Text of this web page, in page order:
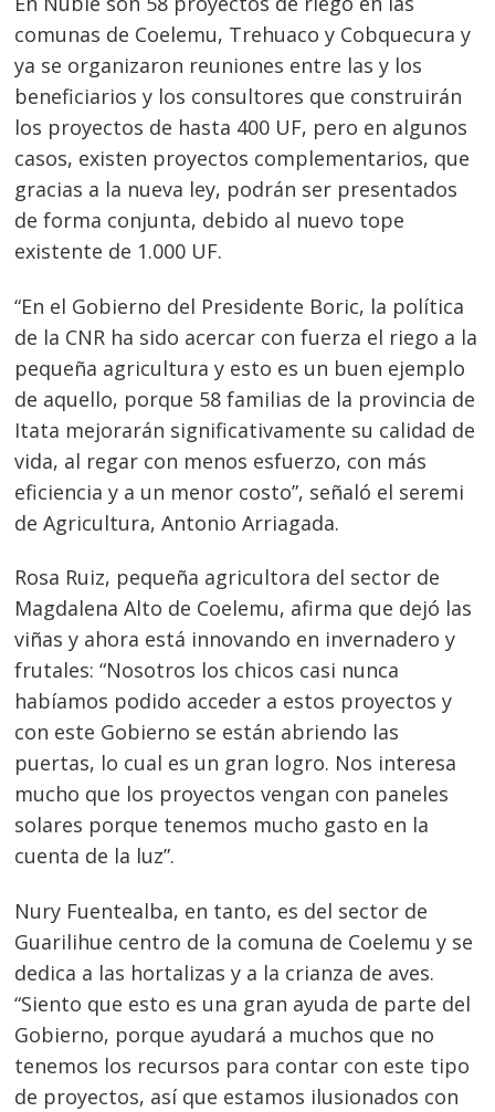
comunas de Coelemu, Trehuaco y Cobquecura y
ya se organizaron reuniones entre las y los
beneficiarios y los consultores que construirán
los proyectos de hasta 400 UF, pero en algunos
casos, existen proyectos complementarios, que
gracias a la nueva ley, podrán ser presentados
de forma conjunta, debido al nuevo tope
existente de 1.000 UF.
“En el Gobierno del Presidente Boric, la política
de la CNR ha sido acercar con fuerza el riego a la
pequeña agricultura y esto es un buen ejemplo
de aquello, porque 58 familias de la provincia de
Itata mejorarán significativamente su calidad de
vida, al regar con menos esfuerzo, con más
eficiencia y a un menor costo”, señaló el seremi
de Agricultura, Antonio Arriagada.
Rosa Ruiz, pequeña agricultora del sector de
Magdalena Alto de Coelemu, afirma que dejó las
viñas y ahora está innovando en invernadero y
frutales: “Nosotros los chicos casi nunca
habíamos podido acceder a estos proyectos y
con este Gobierno se están abriendo las
puertas, lo cual es un gran logro. Nos interesa
mucho que los proyectos vengan con paneles
solares porque tenemos mucho gasto en la
cuenta de la luz”.
Nury Fuentealba, en tanto, es del sector de
Guarilihue centro de la comuna de Coelemu y se
dedica a las hortalizas y a la crianza de aves.
“Siento que esto es una gran ayuda de parte del
Gobierno, porque ayudará a muchos que no
tenemos los recursos para contar con este tipo
de proyectos, así que estamos ilusionados con
Navegación
de